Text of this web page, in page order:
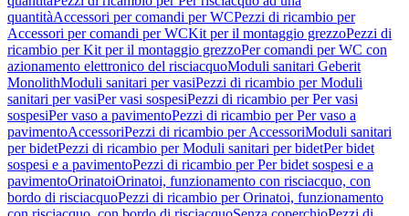
quantitàAccessori per comandi per WCPezzi di ricambio per
Accessori per comandi per WCKit per il montaggio grezzoPezzi di
ricambio per Kit per il montaggio grezzoPer comandi per WC con
azionamento elettronico del risciacquoModuli sanitari Geberit
MonolithModuli sanitari per vasiPezzi di ricambio per Moduli
sanitari per vasiPer vasi sospesiPezzi di ricambio per Per vasi
sospesiPer vaso a pavimentoPezzi di ricambio per Per vaso a
pavimentoAccessoriPezzi di ricambio per AccessoriModuli sanitari
per bidetPezzi di ricambio per Moduli sanitari per bidetPer bidet
sospesi e a pavimentoPezzi di ricambio per Per bidet sospesi e a
pavimentoOrinatoiOrinatoi, funzionamento con risciacquo, con
bordo di risciacquoPezzi di ricambio per Orinatoi, funzionamento